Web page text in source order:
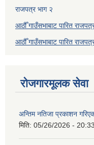
राजपत्र भाग २
आठौँ गाउँसभाबाट पारित
आठौँ गाउँसभाबाट पारित
रोजगारमूलक सेवा
अन्तिम नतिजा प्रकाशन
मिति: 05/26/2026 - 20:33